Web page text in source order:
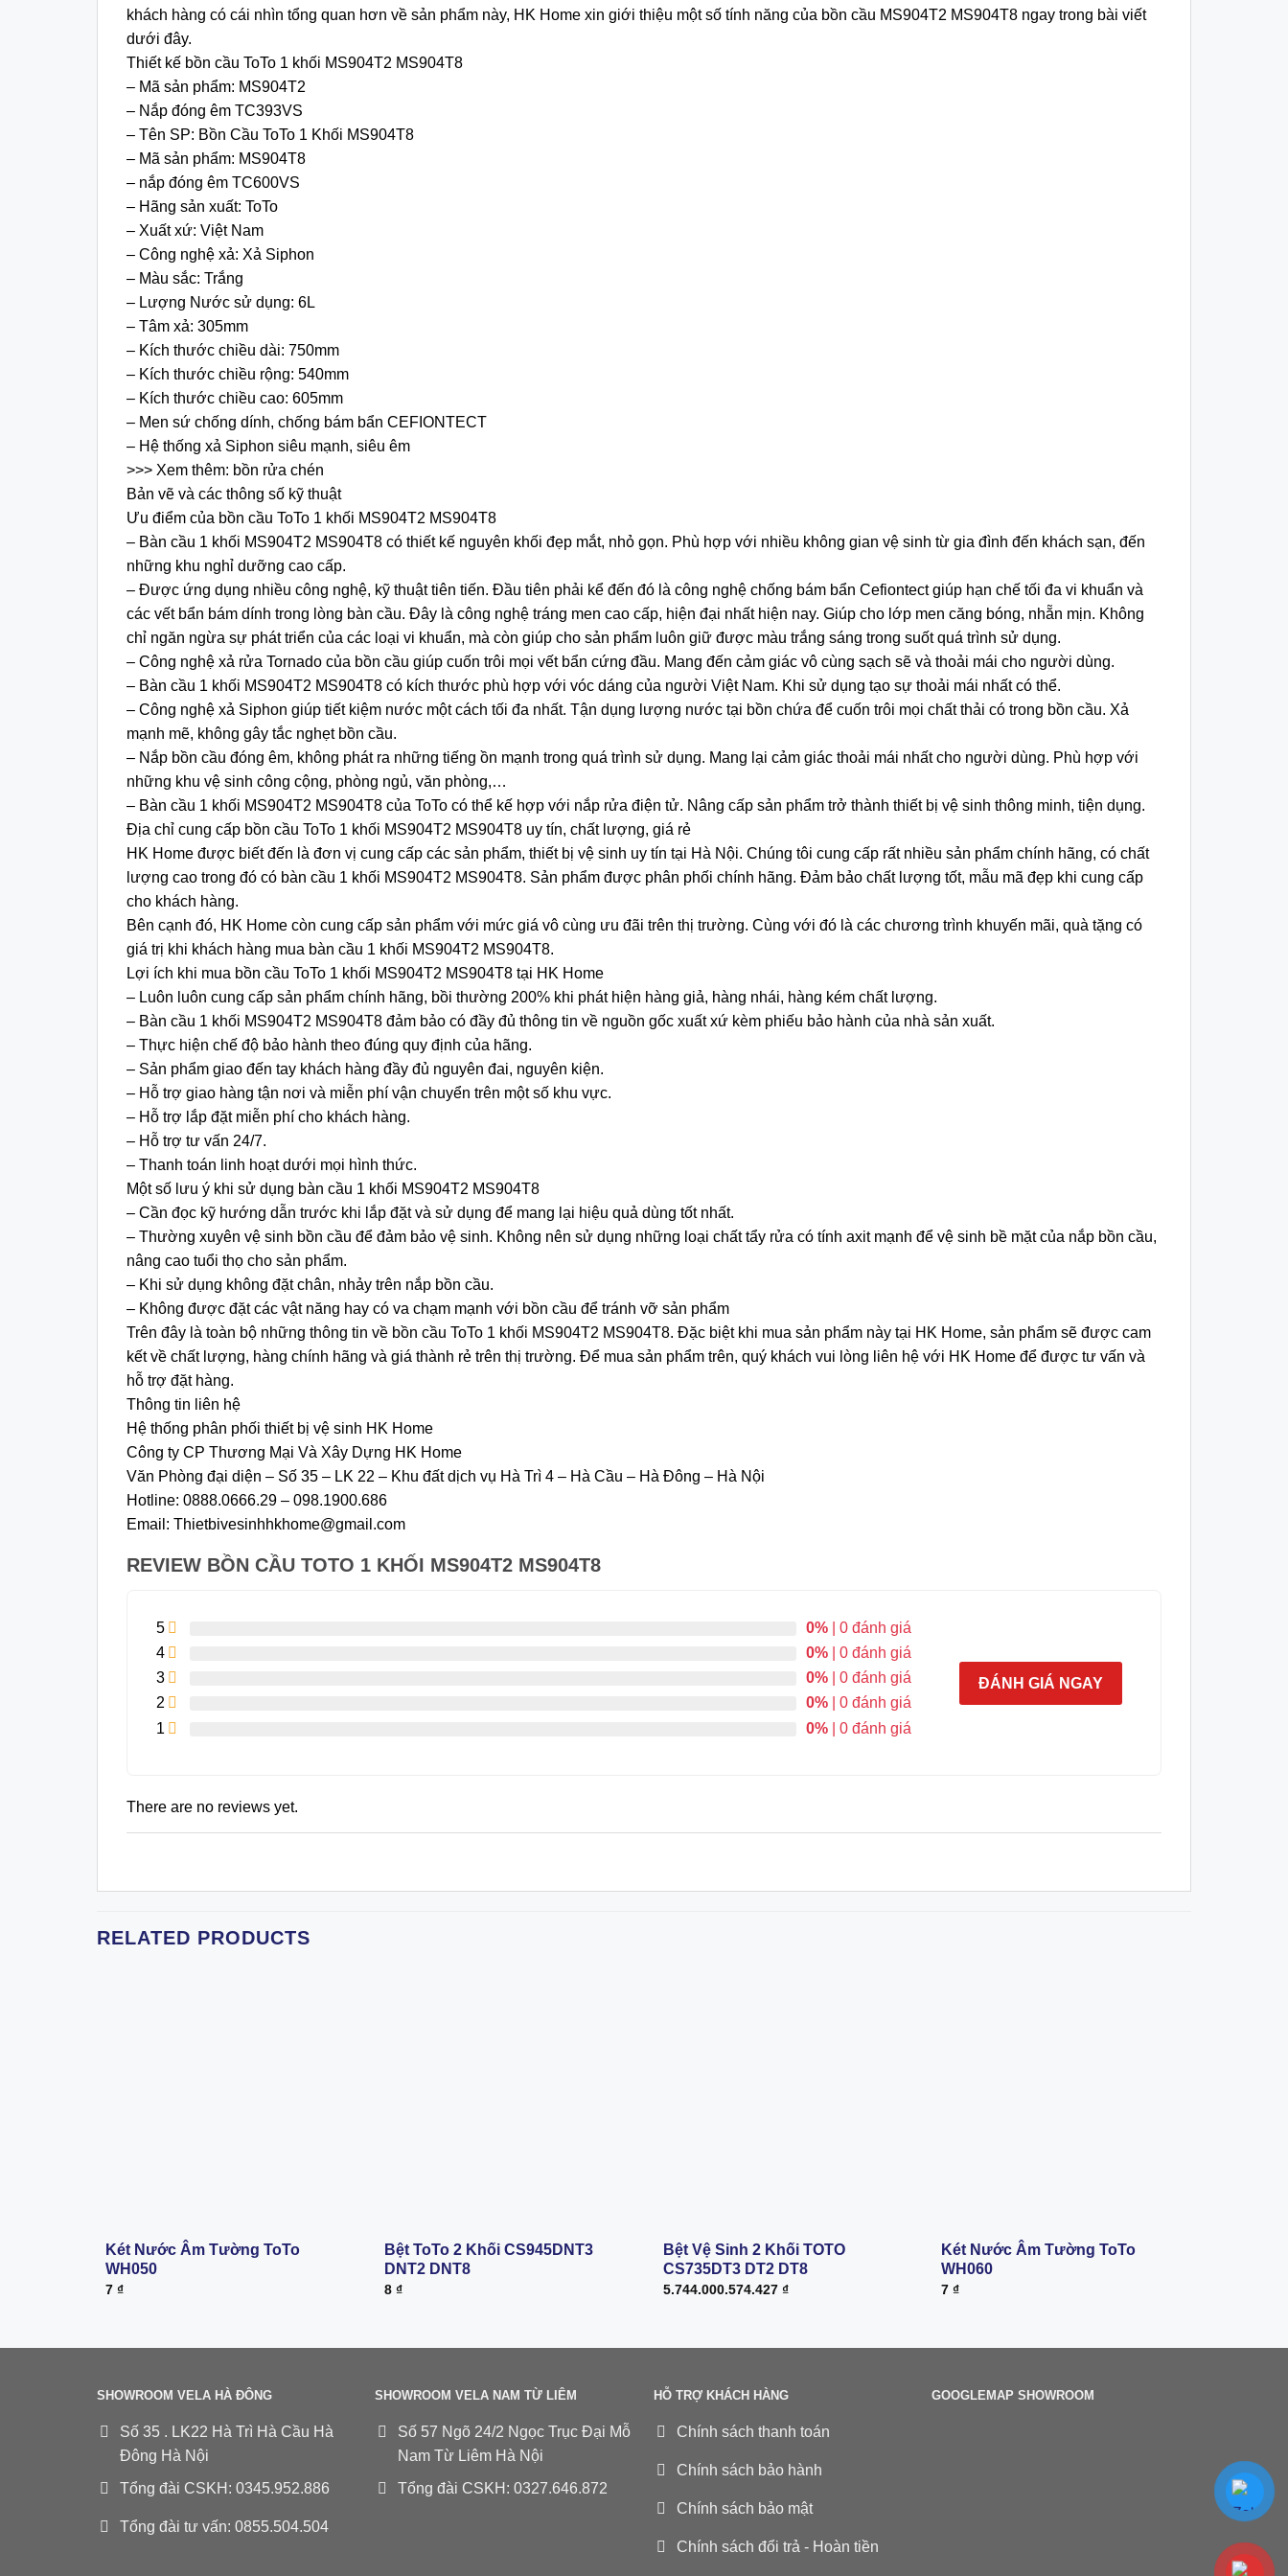
khách hàng có cái nhìn tổng quan hơn về sản phẩm này, HK Home xin giới thiệu một số tính năng của bồn cầu MS904T2 MS904T8 ngay trong bài viết
dưới đây.
Thiết kế bồn cầu ToTo 1 khối MS904T2 MS904T8
– Mã sản phẩm: MS904T2
– Nắp đóng êm TC393VS
– Tên SP: Bồn Cầu ToTo 1 Khối MS904T8
– Mã sản phẩm: MS904T8
– nắp đóng êm TC600VS
– Hãng sản xuất: ToTo
– Xuất xứ: Việt Nam
– Công nghệ xả: Xả Siphon
– Màu sắc: Trắng
– Lượng Nước sử dụng: 6L
– Tâm xả: 305mm
– Kích thước chiều dài: 750mm
– Kích thước chiều rộng: 540mm
– Kích thước chiều cao: 605mm
– Men sứ chống dính, chống bám bẩn CEFIONTECT
– Hệ thống xả Siphon siêu mạnh, siêu êm
>>> Xem thêm: bồn rửa chén
Bản vẽ và các thông số kỹ thuật
Ưu điểm của bồn cầu ToTo 1 khối MS904T2 MS904T8
– Bàn cầu 1 khối MS904T2 MS904T8 có thiết kế nguyên khối đẹp mắt, nhỏ gọn. Phù hợp với nhiều không gian vệ sinh từ gia đình đến khách sạn, đến
những khu nghỉ dưỡng cao cấp.
– Được ứng dụng nhiều công nghệ, kỹ thuật tiên tiến. Đầu tiên phải kể đến đó là công nghệ chống bám bẩn Cefiontect giúp hạn chế tối đa vi khuẩn và
các vết bẩn bám dính trong lòng bàn cầu. Đây là công nghệ tráng men cao cấp, hiện đại nhất hiện nay. Giúp cho lớp men căng bóng, nhẵn mịn. Không
chỉ ngăn ngừa sự phát triển của các loại vi khuẩn, mà còn giúp cho sản phẩm luôn giữ được màu trắng sáng trong suốt quá trình sử dụng.
– Công nghệ xả rửa Tornado của bồn cầu giúp cuốn trôi mọi vết bẩn cứng đầu. Mang đến cảm giác vô cùng sạch sẽ và thoải mái cho người dùng.
– Bàn cầu 1 khối MS904T2 MS904T8 có kích thước phù hợp với vóc dáng của người Việt Nam. Khi sử dụng tạo sự thoải mái nhất có thể.
– Công nghệ xả Siphon giúp tiết kiệm nước một cách tối đa nhất. Tận dụng lượng nước tại bồn chứa để cuốn trôi mọi chất thải có trong bồn cầu. Xả
mạnh mẽ, không gây tắc nghẹt bồn cầu.
– Nắp bồn cầu đóng êm, không phát ra những tiếng ồn mạnh trong quá trình sử dụng. Mang lại cảm giác thoải mái nhất cho người dùng. Phù hợp với
những khu vệ sinh công cộng, phòng ngủ, văn phòng,…
– Bàn cầu 1 khối MS904T2 MS904T8 của ToTo có thể kế hợp với nắp rửa điện tử. Nâng cấp sản phẩm trở thành thiết bị vệ sinh thông minh, tiện dụng.
Địa chỉ cung cấp bồn cầu ToTo 1 khối MS904T2 MS904T8 uy tín, chất lượng, giá rẻ
HK Home được biết đến là đơn vị cung cấp các sản phẩm, thiết bị vệ sinh uy tín tại Hà Nội. Chúng tôi cung cấp rất nhiều sản phẩm chính hãng, có chất
lượng cao trong đó có bàn cầu 1 khối MS904T2 MS904T8. Sản phẩm được phân phối chính hãng. Đảm bảo chất lượng tốt, mẫu mã đẹp khi cung cấp
cho khách hàng.
Bên cạnh đó, HK Home còn cung cấp sản phẩm với mức giá vô cùng ưu đãi trên thị trường. Cùng với đó là các chương trình khuyến mãi, quà tặng có
giá trị khi khách hàng mua bàn cầu 1 khối MS904T2 MS904T8.
Lợi ích khi mua bồn cầu ToTo 1 khối MS904T2 MS904T8 tại HK Home
– Luôn luôn cung cấp sản phẩm chính hãng, bồi thường 200% khi phát hiện hàng giả, hàng nhái, hàng kém chất lượng.
– Bàn cầu 1 khối MS904T2 MS904T8 đảm bảo có đầy đủ thông tin về nguồn gốc xuất xứ kèm phiếu bảo hành của nhà sản xuất.
– Thực hiện chế độ bảo hành theo đúng quy định của hãng.
– Sản phẩm giao đến tay khách hàng đầy đủ nguyên đai, nguyên kiện.
– Hỗ trợ giao hàng tận nơi và miễn phí vận chuyển trên một số khu vực.
– Hỗ trợ lắp đặt miễn phí cho khách hàng.
– Hỗ trợ tư vấn 24/7.
– Thanh toán linh hoạt dưới mọi hình thức.
Một số lưu ý khi sử dụng bàn cầu 1 khối MS904T2 MS904T8
– Cần đọc kỹ hướng dẫn trước khi lắp đặt và sử dụng để mang lại hiệu quả dùng tốt nhất.
– Thường xuyên vệ sinh bồn cầu để đảm bảo vệ sinh. Không nên sử dụng những loại chất tẩy rửa có tính axit mạnh để vệ sinh bề mặt của nắp bồn cầu,
nâng cao tuổi thọ cho sản phẩm.
– Khi sử dụng không đặt chân, nhảy trên nắp bồn cầu.
– Không được đặt các vật năng hay có va chạm mạnh với bồn cầu để tránh vỡ sản phẩm
Trên đây là toàn bộ những thông tin về bồn cầu ToTo 1 khối MS904T2 MS904T8. Đặc biệt khi mua sản phẩm này tại HK Home, sản phẩm sẽ được cam
kết về chất lượng, hàng chính hãng và giá thành rẻ trên thị trường. Để mua sản phẩm trên, quý khách vui lòng liên hệ với HK Home để được tư vấn và
hỗ trợ đặt hàng.
Thông tin liên hệ
Hệ thống phân phối thiết bị vệ sinh HK Home
Công ty CP Thương Mại Và Xây Dựng HK Home
Văn Phòng đại diện – Số 35 – LK 22 – Khu đất dịch vụ Hà Trì 4 – Hà Cầu – Hà Đông – Hà Nội
Hotline: 0888.0666.29 – 098.1900.686
Email: Thietbivesinhhkhome@gmail.com
REVIEW BỒN CẦU TOTO 1 KHỐI MS904T2 MS904T8
5 0% | 0 đánh giá
4
0% | 0 đánh giá
3
0% | 0 đánh giá
2
0% | 0 đánh giá
1
0% | 0 đánh giá
ĐÁNH GIÁ NGAY
There are no reviews yet.
RELATED PRODUCTS
Két Nước Âm Tường ToTo
WH050
7₫
Bệt ToTo 2 Khối CS945DNT3
DNT2 DNT8
8 ₫
Bệt Vệ Sinh 2 Khối TOTO
CS735DT3 DT2 DT8
5.744.000.574.427 ₫
Két Nước Âm Tường ToTo
WH060
7₫
SHOWROOM VELA HÀ ĐÔNG
Số 35 . LK22 Hà Trì Hà Cầu Hà
Đông Hà Nội
Tổng đài CSKH: 0345.952.886
Tổng đài tư vấn: 0855.504.504
SHOWROOM VELA NAM TỪ LIÊM
Số 57 Ngõ 24/2 Ngọc Trục Đại Mỗ
Nam Từ Liêm Hà Nội
Tổng đài CSKH: 0327.646.872
HỖ TRỢ KHÁCH HÀNG
Chính sách thanh toán
Chính sách bảo hành
Chính sách bảo mật
Chính sách đổi trả - Hoàn tiền
GOOGLEMAP SHOWROOM